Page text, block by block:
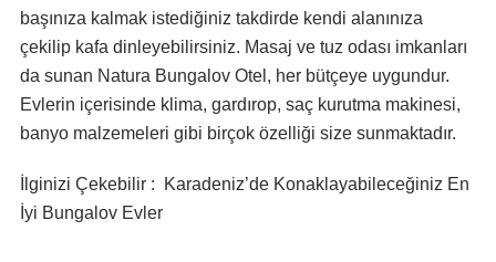
başınıza kalmak istediğiniz takdirde kendi alanınıza
çekilip kafa dinleyebilirsiniz. Masaj ve tuz odası imkanları
da sunan Natura Bungalov Otel, her bütçeye uygundur.
Evlerin içerisinde klima, gardırop, saç kurutma makinesi,
banyo malzemeleri gibi birçok özelliği size sunmaktadır.
İlginizi Çekebilir : Karadeniz’de Konaklayabileceğiniz En
İyi Bungalov Evler